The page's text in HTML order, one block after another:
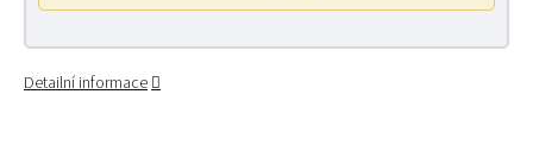
Detailní informace